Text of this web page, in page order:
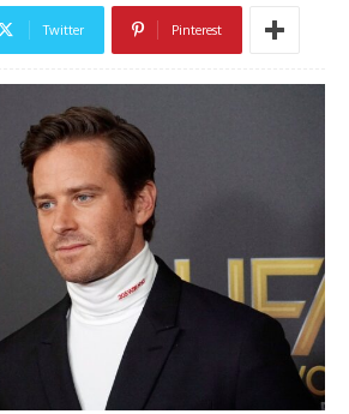
Twitter Pinterest